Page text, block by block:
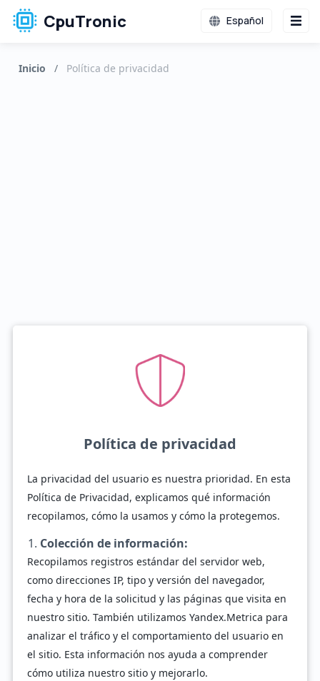
CpuTronic Español
Inicio / Política de privacidad
Política de privacidad
La privacidad del usuario es nuestra prioridad. En esta
Política de Privacidad, explicamos qué información
recopilamos, cómo la usamos y cómo la protegemos.
Colección de información:
Recopilamos registros estándar del servidor web,
como direcciones IP, tipo y versión del navegador,
fecha y hora de la solicitud y las páginas que visita en
nuestro sitio. También utilizamos Yandex.Metrica para
analizar el tráfico y el comportamiento del usuario en
el sitio. Esta información nos ayuda a comprender
cómo utiliza nuestro sitio y mejorarlo.